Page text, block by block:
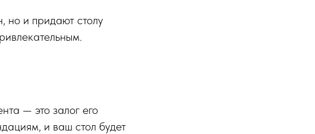
но и придают столу
— это залог его
и ваш стол будет